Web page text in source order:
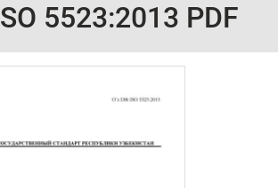
5523:2013 PDF